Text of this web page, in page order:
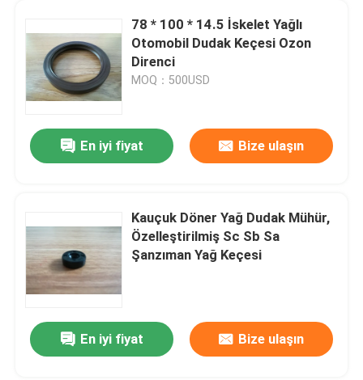
78 * 100 * 14.5 İskelet Yağlı
Otomobil Dudak Keçesi Ozon
Direnci
MOQ：500USD
En iyi fiyat Bize ulaşın
Kauçuk Döner Yağ Dudak Mühür,
Özelleştirilmiş Sc Sb Sa
Şanzıman Yağ Keçesi
En iyi fiyat Bize ulaşın